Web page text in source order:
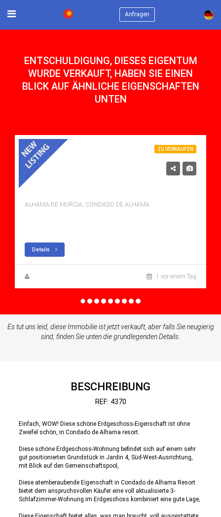
Anfragen ×
ENTSCHULDIGUNG, DIESES EIGENTUM
WURDE VERKAUFT, HABEN SIE EINEN
BLICK AUF ÄHNLICHE EIGENSCHAFTEN
UNTEN
ZU VERKAUFEN
115,000€
ALHAMA DE MURCIA, CONDADO DE ALHAMA
Details
1 vor einem Tag
Es tut uns leid, diese Immobilie ist jetzt verkauft, aber falls Sie neugierig
sind, finden Sie unten die grundlegenden Details.
BESCHREIBUNG
REF: 4370
Einfach, WOW! Diese schöne Erdgeschoss-Eigenschaft ist ohne
Zweifel schön, in Condado de Alhama resort.
Diese schöne Erdgeschoss-Wohnung befindet sich auf einem sehr
gut positionierten Grundstück in Jardin 4, Süd-West-Ausrichtung,
mit Blick auf den Gemeinschaftspool,
Diese atemberaubende Eigenschaft in Condado de Alhama Resort
bietet dem anspruchsvollen Käufer eine voll aktualisierte 3-
Schlafzimmer-Wohnung im Erdgeschoss kombiniert eine gute Lage,